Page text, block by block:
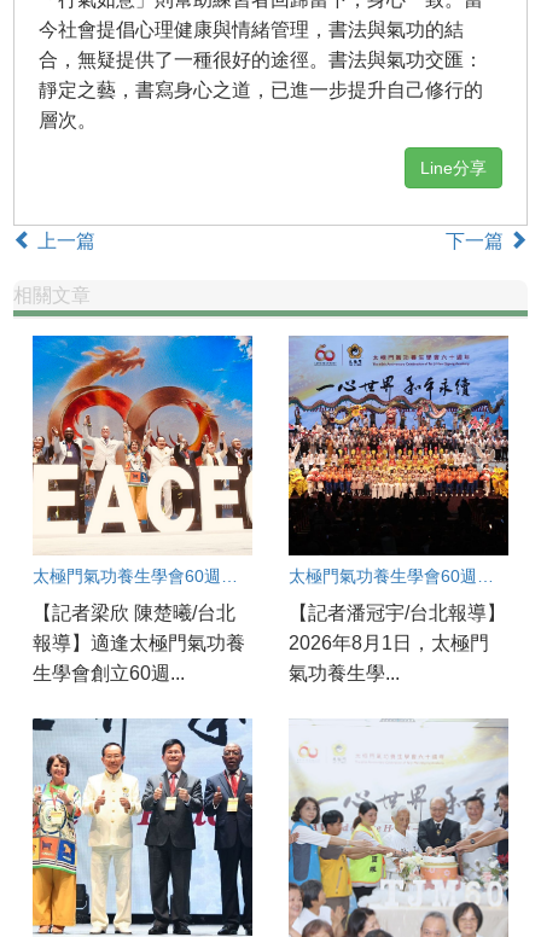
今社會提倡心理健康與情緒管理，書法與氣功的結
合，無疑提供了一種很好的途徑。書法與氣功交匯：
靜定之藝，書寫身心之道，已進一步提升自己修行的
層次。
Line分享
上一篇 下一篇
相關文章
【記者梁欣 陳楚曦/台北
報導】適逢太極門氣功養
生學會創立60週...
【記者潘冠宇/台北報導】
2026年8月1日，太極門
氣功養生學...